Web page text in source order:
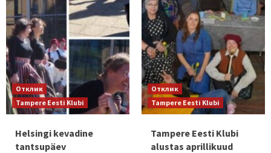
Отклик
Tampere Eesti Klubi
Helsingi kevadine
tantsupäev
Отклик
Tampere Eesti Klubi
Tampere Eesti Klubi
alustas aprillikuud